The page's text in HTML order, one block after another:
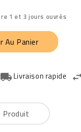
1 et 3 jours ouvrés
Au Panier
Livraison rapide
Produit